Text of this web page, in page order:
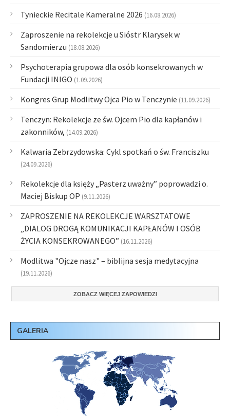
Tynieckie Recitale Kameralne 2026 (16.08.2026)
Zaproszenie na rekolekcje u Sióstr Klarysek w
Sandomierzu (18.08.2026)
Psychoterapia grupowa dla osób konsekrowanych w
Fundacji INIGO (1.09.2026)
Kongres Grup Modlitwy Ojca Pio w Tenczynie (11.09.2026)
Tenczyn: Rekolekcje ze św. Ojcem Pio dla kapłanów i
zakonników, (14.09.2026)
Kalwaria Zebrzydowska: Cykl spotkań o św. Franciszku
(24.09.2026)
Rekolekcje dla księży „Pasterz uważny” poprowadzi o.
Maciej Biskup OP (9.11.2026)
ZAPROSZENIE NA REKOLEKCJE WARSZTATOWE
„DIALOG DROGĄ KOMUNIKACJI KAPŁANÓW I OSÓB
ŻYCIA KONSEKROWANEGO” (16.11.2026)
Modlitwa "Ojcze nasz" – biblijna sesja medytacyjna
(19.11.2026)
ZOBACZ WIĘCEJ ZAPOWIEDZI
GALERIA